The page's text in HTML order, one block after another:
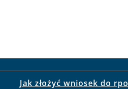
Jak złożyć wniosek do rpo